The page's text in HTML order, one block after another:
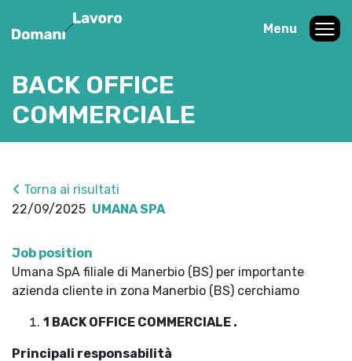
Menu
BACK OFFICE
COMMERCIALE
Torna ai risultati
22/09/2025 UMANA SPA
Job position
Umana SpA filiale di Manerbio (BS) per importante
azienda cliente in zona Manerbio (BS) cerchiamo
1 BACK OFFICE COMMERCIALE .
Principali responsabilità